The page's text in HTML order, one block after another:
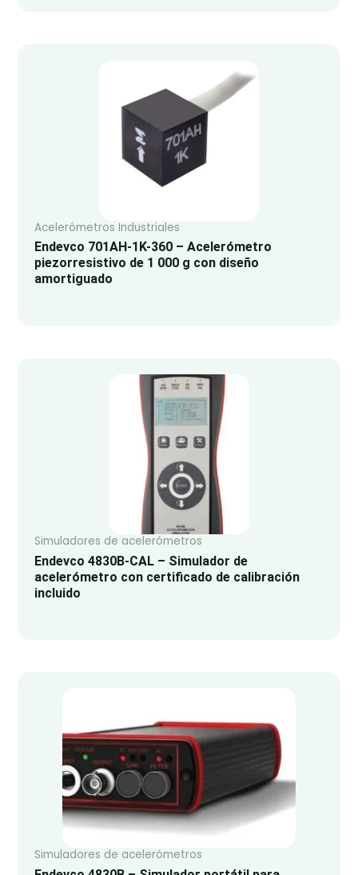
Acelerómetros Industriales
Endevco 701AH-1K-360 – Acelerómetro
piezorresistivo de 1 000 g con diseño
amortiguado
Simuladores de acelerómetros
Endevco 4830B-CAL – Simulador de
acelerómetro con certificado de calibración
incluido
Simuladores de acelerómetros